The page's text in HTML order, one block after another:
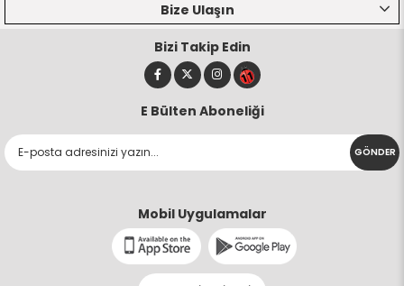
Bize Ulaşın
Bizi Takip Edin
E Bülten Aboneliği
GÖNDER
Mobil Uygulamalar